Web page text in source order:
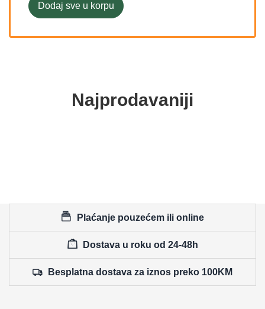
Dodaj sve u korpu
Najprodavaniji
Plaćanje pouzećem ili online
Dostava u roku od 24-48h
Besplatna dostava za iznos preko 100KM